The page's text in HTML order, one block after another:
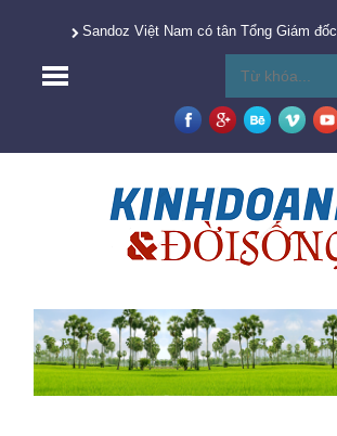
Sandoz Việt Nam có tân Tổng Giám đốc